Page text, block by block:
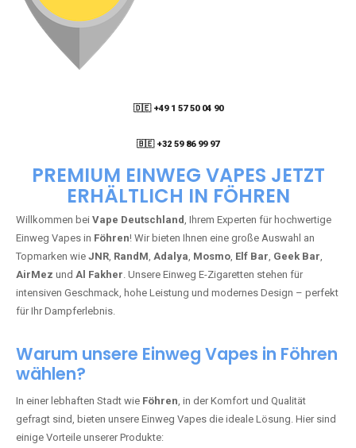
🇩🇪 +49 1 57 50 04 90
🇧🇪 +32 59 86 99 97
PREMIUM EINWEG VAPES JETZT
ERHÄLTLICH IN FÖHREN
Willkommen bei Vape Deutschland, Ihrem Experten für hochwertige
Einweg Vapes in Föhren! Wir bieten Ihnen eine große Auswahl an
Topmarken wie JNR, RandM, Adalya, Mosmo, Elf Bar, Geek Bar,
AirMez und Al Fakher. Unsere Einweg E-Zigaretten stehen für
intensiven Geschmack, hohe Leistung und modernes Design – perfekt
für Ihr Dampferlebnis.
Warum unsere Einweg Vapes in Föhren
wählen?
In einer lebhaften Stadt wie Föhren, in der Komfort und Qualität
gefragt sind, bieten unsere Einweg Vapes die ideale Lösung. Hier sind
einige Vorteile unserer Produkte: